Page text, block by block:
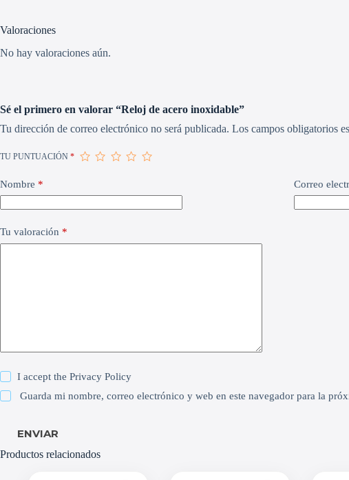
Valoraciones
No hay valoraciones aún.
Sé el primero en valorar “Reloj de acero inoxidable”
Tu dirección de correo electrónico no será publicada. Los campos obligatorios
TU PUNTUACIÓN *
Nombre * Correo
Tu valoración *
I accept thePrivacy Policy
Guarda mi nombre, correo electrónico y web en este navegador para la
ENVIAR
Productos relacionados